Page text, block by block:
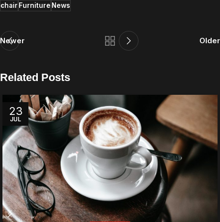
chairFurnitureNews
Newer Older
Related Posts
23
JUL